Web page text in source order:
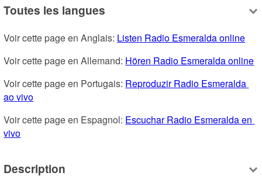
Toutes les langues
Voir cette page en Anglais: Listen Radio Esmeralda online
Voir cette page en Allemand: Hören Radio Esmeralda online
Voir cette page en Portugais: Reproduzir Radio Esmeralda
ao vivo
Voir cette page en Espagnol: Escuchar Radio Esmeralda en
vivo
Description